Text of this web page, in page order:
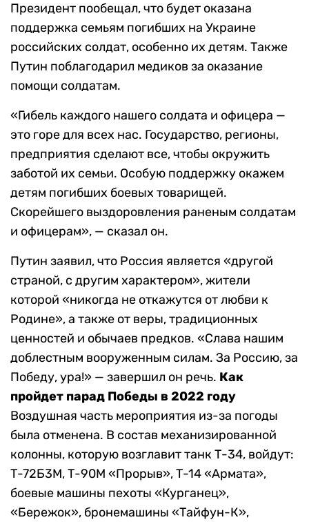
Президент пообещал, что будет оказана
поддержка семьям погибших на Украине
российских солдат, особенно их детям. Также
Путин поблагодарил медиков за оказание
помощи солдатам.
«Гибель каждого нашего солдата и офицера —
это горе для всех нас. Государство, регионы,
предприятия сделают все, чтобы окружить
заботой их семьи. Особую поддержку окажем
детям погибших боевых товарищей.
Скорейшего выздоровления раненым солдатам
и офицерам», — сказал он.
Путин заявил, что Россия является «другой
страной, с другим характером», жители
которой «никогда не откажутся от любви к
Родине», а также от веры, традиционных
ценностей и обычаев предков. «Слава нашим
доблестным вооруженным силам. За Россию, за
Победу, ура!» — завершил он речь. Как
пройдет парад Победы в 2022 году
Воздушная часть мероприятия из-за погоды
была отменена. В состав механизированной
колонны, которую возглавит танк Т-34, войдут:
Т-72Б3М, Т-90М «Прорыв», Т-14 «Армата»,
боевые машины пехоты «Курганец»,
«Бережок», бронемашины «Тайфун-К»,